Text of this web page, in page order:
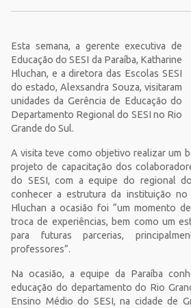
Esta semana, a gerente executiva de
Educação do SESI da Paraíba, Katharine
Hluchan, e a diretora das Escolas SESI
do estado, Alexsandra Souza, visitaram
unidades da Gerência de Educação do
Departamento Regional do SESI no Rio
Grande do Sul.
A visita teve como objetivo realizar um
projeto de capacitação dos
do SESI, com a equipe do regional
conhecer a estrutura da instituição no
Hluchan a ocasião foi “um momento
troca de experiências, bem como um
para futuras parcerias,
professores”.
Na ocasião, a equipe da Paraíba
educação do departamento do Rio
Ensino Médio do SESI, na cidade de